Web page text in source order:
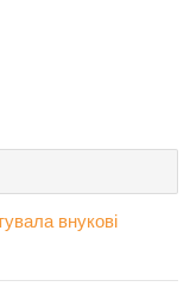
внукові